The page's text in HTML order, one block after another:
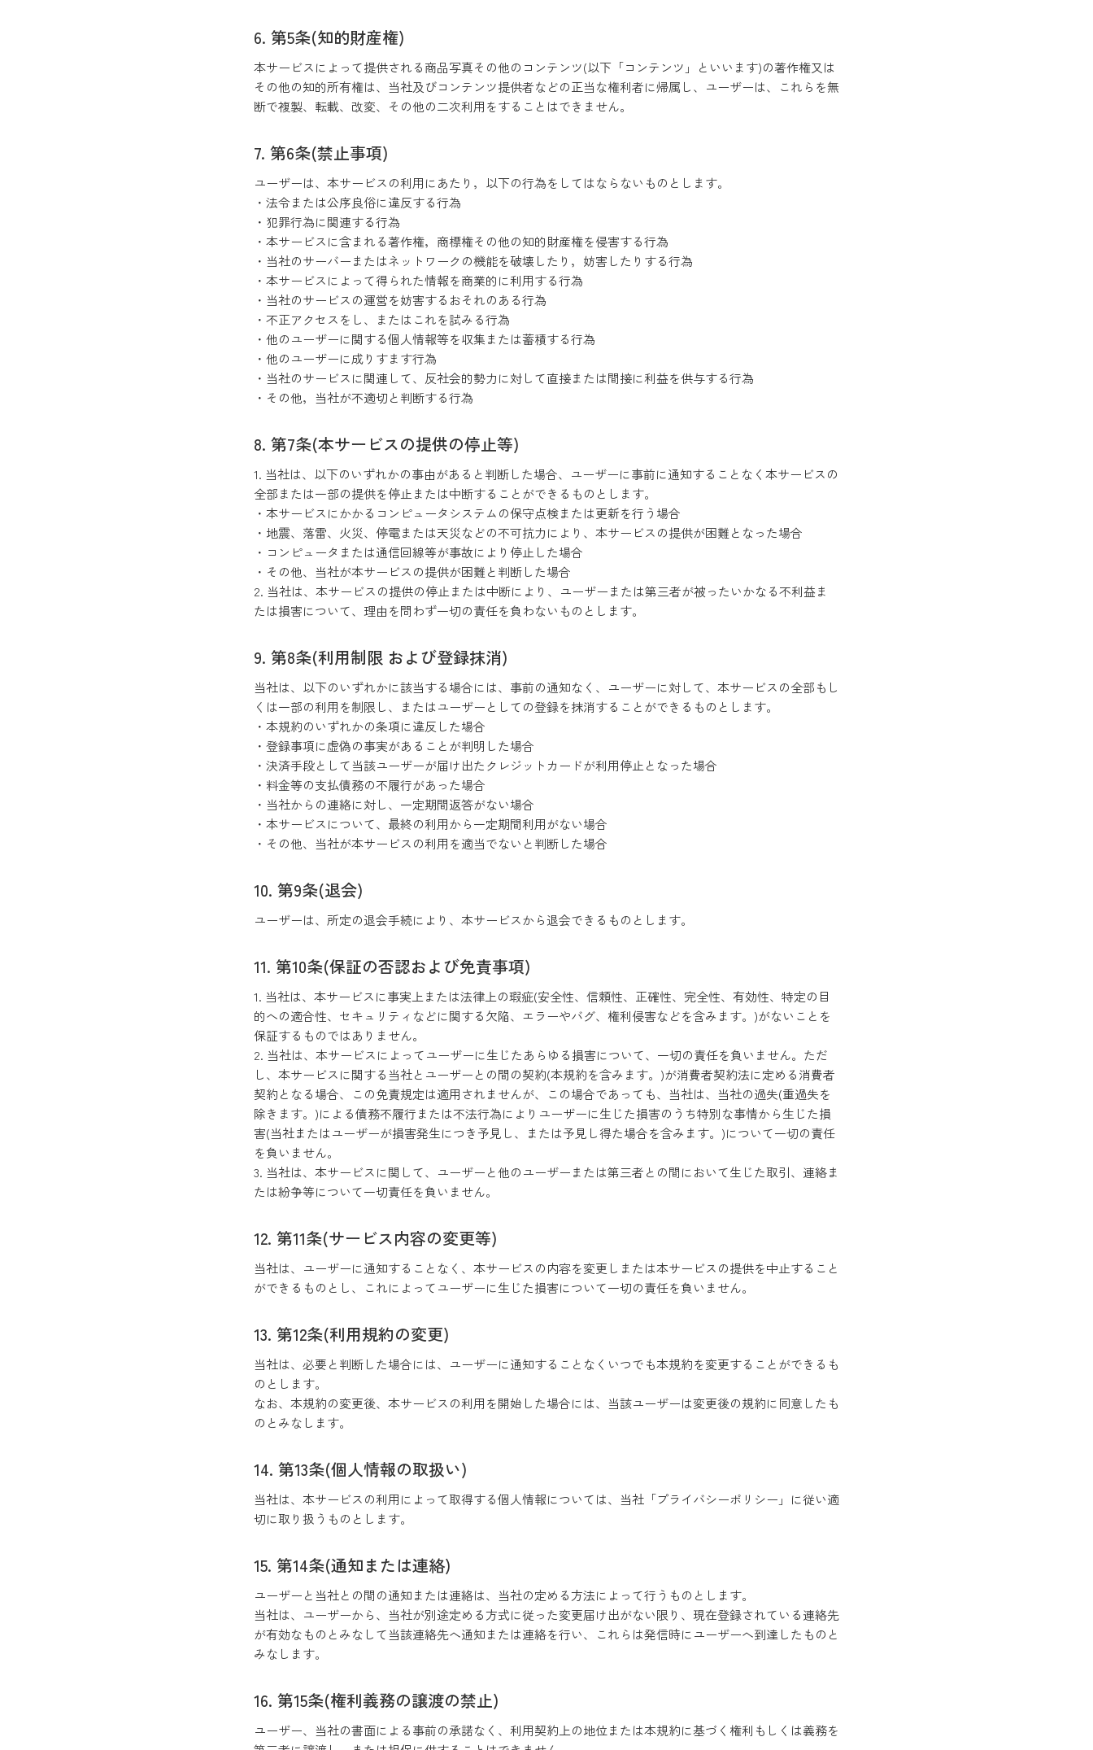
第5条(知的財産権)
本サービスによって提供される商品写真その他のコンテンツ(以下「コンテンツ」といいます)の著作権又は
その他の知的所有権は、当社及びコンテンツ提供者などの正当な権利者に帰属し、ユーザーは、これらを無
断で複製、転載、改変、その他の二次利用をすることはできません。
第6条(禁止事項)
ユーザーは、本サービスの利用にあたり，以下の行為をしてはならないものとします。
・法令または公序良俗に違反する行為
・犯罪行為に関連する行為
・本サービスに含まれる著作権，商標権その他の知的財産権を侵害する行為
・当社のサーバーまたはネットワークの機能を破壊したり，妨害したりする行為
・本サービスによって得られた情報を商業的に利用する行為
・当社のサービスの運営を妨害するおそれのある行為
・不正アクセスをし、またはこれを試みる行為
・他のユーザーに関する個人情報等を収集または蓄積する行為
・他のユーザーに成りすます行為
・当社のサービスに関連して、反社会的勢力に対して直接または間接に利益を供与する行為
・その他，当社が不適切と判断する行為
第7条(本サービスの提供の停止等)
1. 当社は、以下のいずれかの事由があると判断した場合、ユーザーに事前に通知することなく本サービスの
全部または一部の提供を停止または中断することができるものとします。
・本サービスにかかるコンピュータシステムの保守点検または更新を行う場合
・地震、落雷、火災、停電または天災などの不可抗力により、本サービスの提供が困難となった場合
・コンピュータまたは通信回線等が事故により停止した場合
・その他、当社が本サービスの提供が困難と判断した場合
2. 当社は、本サービスの提供の停止または中断により、ユーザーまたは第三者が被ったいかなる不利益ま
たは損害について、理由を問わず一切の責任を負わないものとします。
第8条(利用制限 および登録抹消)
当社は、以下のいずれかに該当する場合には、事前の通知なく、ユーザーに対して、本サービスの全部もし
くは一部の利用を制限し、またはユーザーとしての登録を抹消することができるものとします。
・本規約のいずれかの条項に違反した場合
・登録事項に虚偽の事実があることが判明した場合
・決済手段として当該ユーザーが届け出たクレジットカードが利用停止となった場合
・料金等の支払債務の不履行があった場合
・当社からの連絡に対し、一定期間返答がない場合
・本サービスについて、最終の利用から一定期間利用がない場合
・その他、当社が本サービスの利用を適当でないと判断した場合
第9条(退会)
ユーザーは、所定の退会手続により、本サービスから退会できるものとします。
第10条(保証の否認および免責事項)
1. 当社は、本サービスに事実上または法律上の瑕疵(安全性、信頼性、正確性、完全性、有効性、特定の目
的への適合性、セキュリティなどに関する欠陥、エラーやバグ、権利侵害などを含みます。)がないことを
保証するものではありません。
2. 当社は、本サービスによってユーザーに生じたあらゆる損害について、一切の責任を負いません。ただ
し、本サービスに関する当社とユーザーとの間の契約(本規約を含みます。)が消費者契約法に定める消費者
契約となる場合、この免責規定は適用されませんが、この場合であっても、当社は、当社の過失(重過失を
除きます。)による債務不履行または不法行為によりユーザーに生じた損害のうち特別な事情から生じた損
害(当社またはユーザーが損害発生につき予見し、または予見し得た場合を含みます。)について一切の責任
を負いません。
3. 当社は、本サービスに関して、ユーザーと他のユーザーまたは第三者との間において生じた取引、連絡ま
たは紛争等について一切責任を負いません。
第11条(サービス内容の変更等)
当社は、ユーザーに通知することなく、本サービスの内容を変更しまたは本サービスの提供を中止すること
ができるものとし、これによってユーザーに生じた損害について一切の責任を負いません。
第12条(利用規約の変更)
当社は、必要と判断した場合には、ユーザーに通知することなくいつでも本規約を変更することができるも
のとします。
なお、本規約の変更後、本サービスの利用を開始した場合には、当該ユーザーは変更後の規約に同意したも
のとみなします。
第13条(個人情報の取扱い)
当社は、本サービスの利用によって取得する個人情報については、当社「プライバシーポリシー」に従い適
切に取り扱うものとします。
第14条(通知または連絡)
ユーザーと当社との間の通知または連絡は、当社の定める方法によって行うものとします。
当社は、ユーザーから、当社が別途定める方式に従った変更届け出がない限り、現在登録されている連絡先
が有効なものとみなして当該連絡先へ通知または連絡を行い、これらは発信時にユーザーへ到達したものと
みなします。
第15条(権利義務の譲渡の禁止)
ユーザー、当社の書面による事前の承諾なく、利用契約上の地位または本規約に基づく権利もしくは義務を